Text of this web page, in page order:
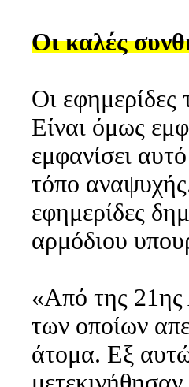
Οι καλές
Οι εφημερίδες
Είναι όμως
εμφανίσει
τόπο
εφημερίδες
αρμόδιου
«Από της 21ης
των οποίων
άτομα. Εξ